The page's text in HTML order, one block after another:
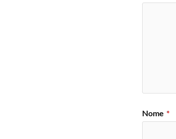
Nome *